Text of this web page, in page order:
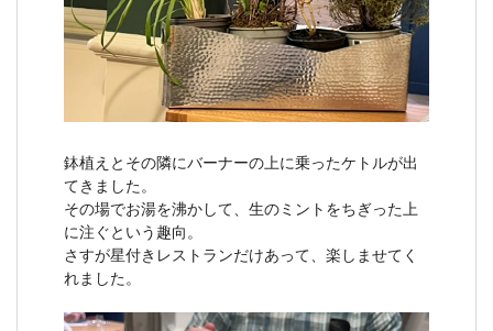
鉢植えとその隣にバーナーの上に乗ったケトルが出
てきました。
その場でお湯を沸かして、生のミントをちぎった上
に注ぐという趣向。
さすが星付きレストランだけあって、楽しませてく
れました。